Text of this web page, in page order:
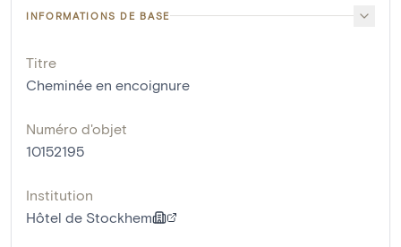
INFORMATIONS DE BASE
Titre
Cheminée en encoignure
Numéro d'objet
10152195
Institution
Hôtel de Stockhem